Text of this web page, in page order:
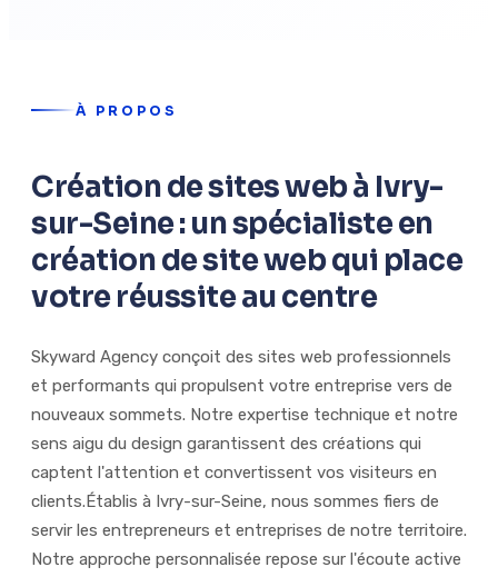
À PROPOS
Création de sites web à Ivry-
sur-Seine : un spécialiste en
création de site web qui place
votre réussite au centre
Skyward Agency conçoit des sites web professionnels
et performants qui propulsent votre entreprise vers de
nouveaux sommets. Notre expertise technique et notre
sens aigu du design garantissent des créations qui
captent l'attention et convertissent vos visiteurs en
clients.Établis à Ivry-sur-Seine, nous sommes fiers de
servir les entrepreneurs et entreprises de notre territoire.
Notre approche personnalisée repose sur l'écoute active